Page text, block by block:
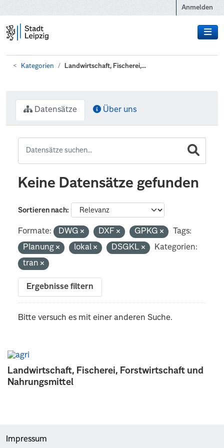
Anmelden
Kategorien Landwirtschaft, Fischerei,...
Landwirtschaft, Fischerei, Forstwirtschaft und
Nahrungsmittel
Datensätze Über uns
Keine Datensätze gefunden
Sortieren nach
Formate: DWG DXF GPKG
Tags:
Planung
lokal DSGKL
Kategorien:
tran
Ergebnisse filtern
Bitte versuch es mit einer anderen Suche.
Impressum